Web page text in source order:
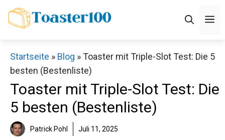
Zum
Inhalt
Startseite » Blog »Toaster mit Triple-Slot Test: Die 5
besten (Bestenliste)
Toaster mit Triple-Slot Test: Die
5 besten (Bestenliste)
Patrick Pohl Juli 11, 2025